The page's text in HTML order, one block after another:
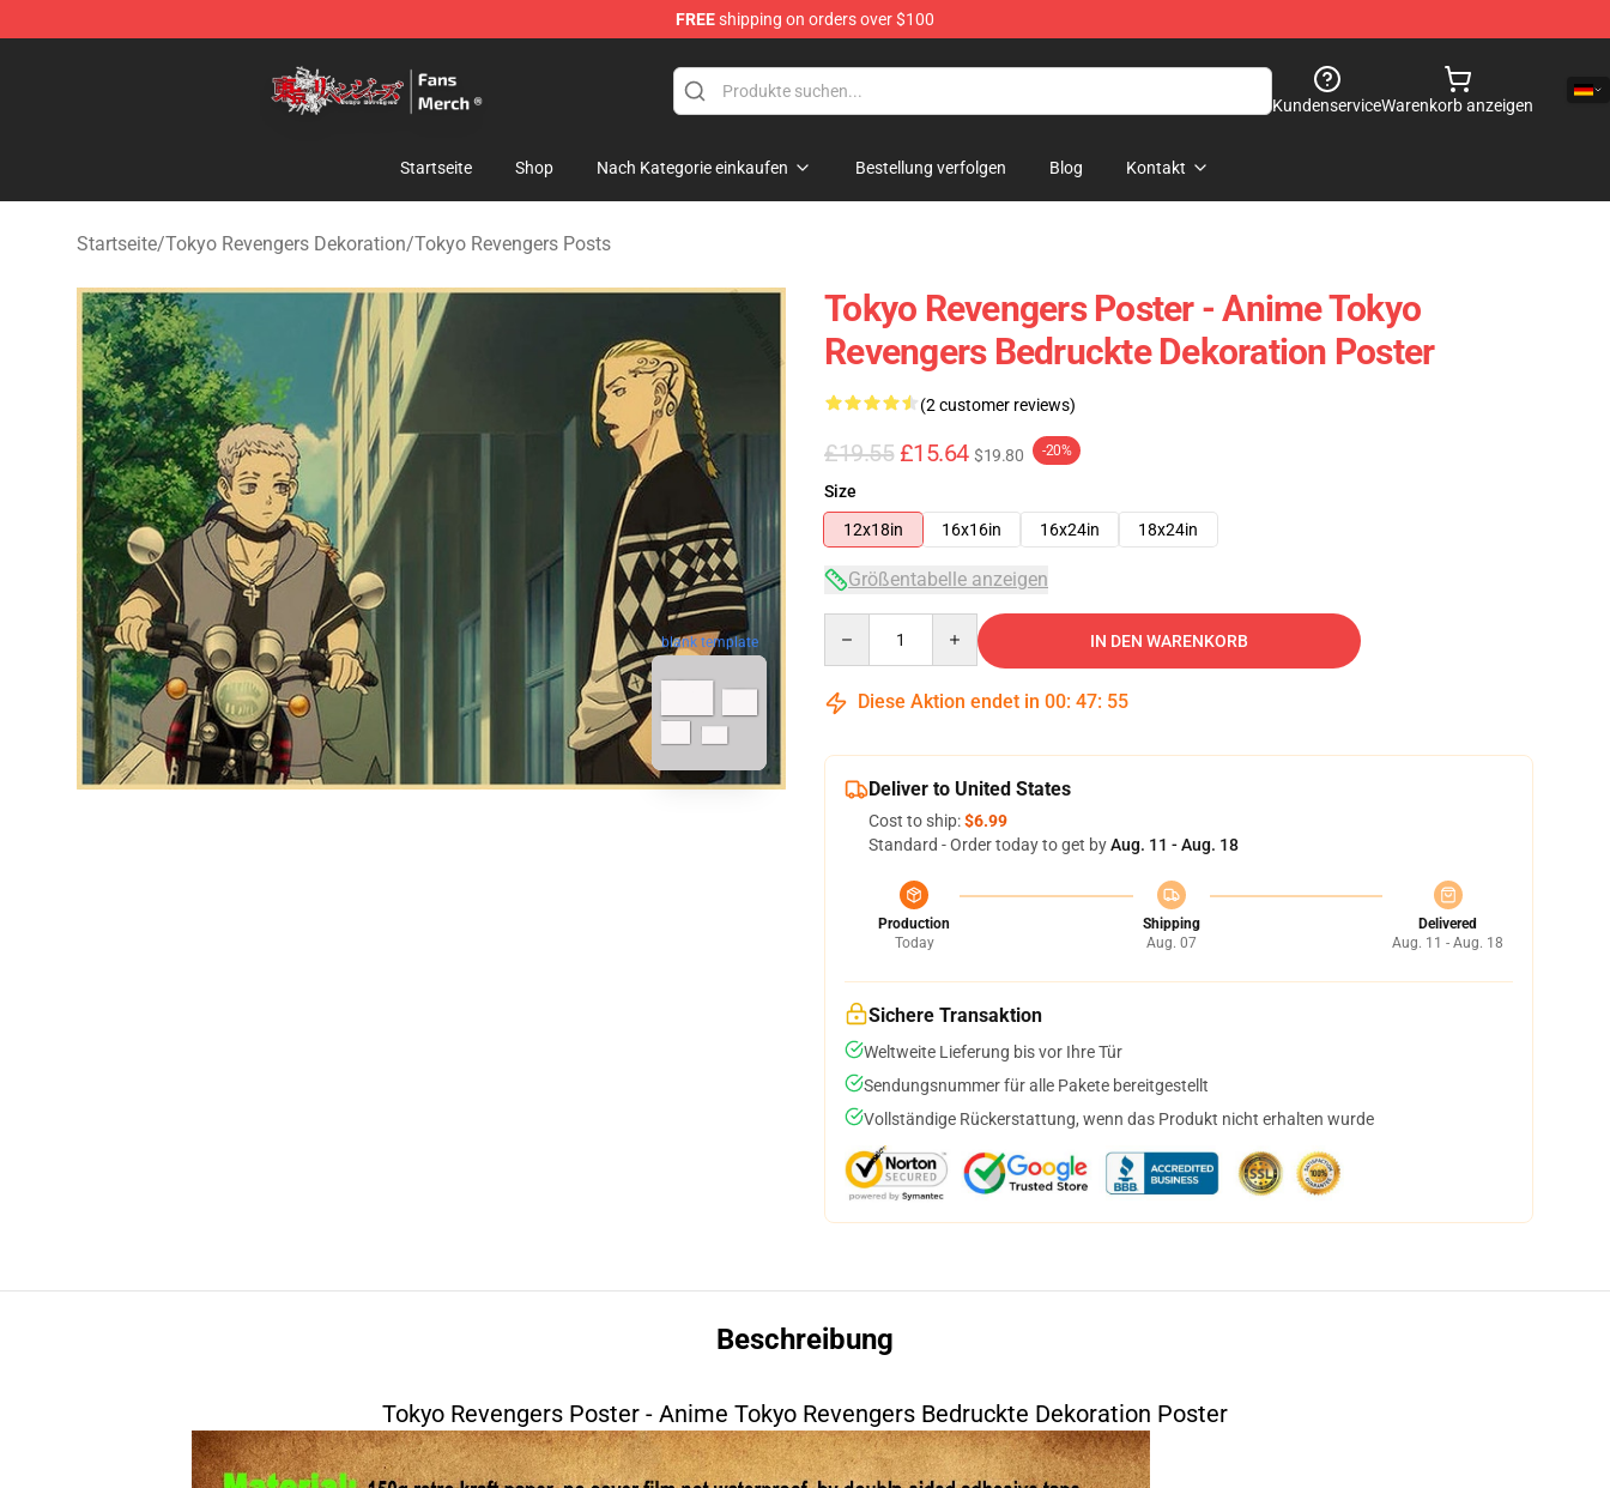
FREEshipping on orders over $100
KundenserviceWarenkorb anzeigen
Startseite Shop Nach Kategorie einkaufen Bestellung verfolgen Blog Kontakt
Startseite/Tokyo Revengers Dekoration/Tokyo Revengers Posts
blank template
Tokyo Revengers Poster - Anime Tokyo
Revengers Bedruckte Dekoration Poster
(2 customer reviews)
£19.55 £15.64 $19.80 -20%
Size
12x18in
16x16in 16x24in 18x24in
Größentabelle anzeigen
IN DEN WARENKORB
Diese Aktion endet in 00: 47: 53
Deliver to United States
Cost to ship:$6.99
Standard - Order today to get byAug. 11 - Aug. 18
Production
Today
Shipping
Aug. 07
Delivered
Aug. 11 - Aug. 18
Sichere Transaktion
Weltweite Lieferung bis vor Ihre Tür
Sendungsnummer für alle Pakete bereitgestellt
Vollständige Rückerstattung, wenn das Produkt nicht erhalten wurde
Beschreibung
Tokyo Revengers Poster - Anime Tokyo Revengers Bedruckte Dekoration Poster